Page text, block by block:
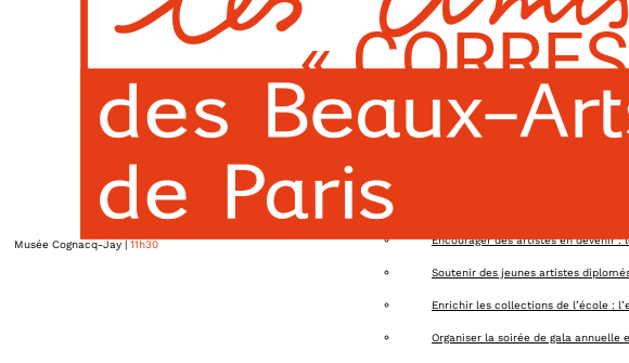
L’association
Actions
Encourager des artistes en devenir :
Soutenir des jeunes artistes
Enrichir les collections de l’école :
Organiser la soirée de gala annuelle
………. «
AGNÈS
Musée Cognacq-Jay
11h30